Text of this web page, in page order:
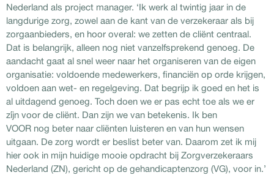
Nederland als project manager. ‘Ik werk al twintig jaar in de
langdurige zorg, zowel aan de kant van de verzekeraar als bij
zorgaanbieders, en hoor overal: we zetten de cliënt centraal.
Dat is belangrijk, alleen nog niet vanzelfsprekend genoeg. De
aandacht gaat al snel weer naar het organiseren van de eigen
organisatie: voldoende medewerkers, financiën op orde krijgen,
voldoen aan wet- en regelgeving. Dat begrijp ik goed en het is
al uitdagend genoeg. Toch doen we er pas echt toe als we er
zíj́n voor de cliënt. Dan zijn we van betekenis. Ik ben
VOOR nog beter naar cliënten luisteren en van hun wensen
uitgaan. De zorg wordt er beslist beter van. Daarom zet ik mij
hier ook in mijn huidige mooie opdracht bij Zorgverzekeraars
Nederland (ZN), gericht op de gehandicaptenzorg (VG), voor in.’